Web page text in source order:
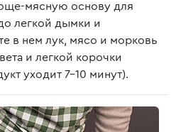
мясную основу для
легкой дымки и
в нем лук, мясо и морковь
и легкой корочки
уходит 7-10 минут).